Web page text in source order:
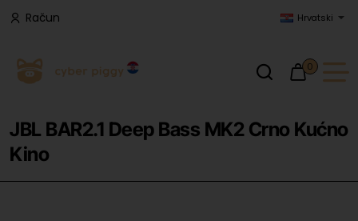
Račun Hrvatski
0
JBL BAR2.1 Deep Bass MK2 Crno Kućno
Kino